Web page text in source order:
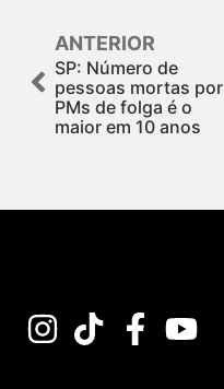
ANTERIOR
SP: Número de
pessoas mortas por
PMs de folga é o
maior em 10 anos